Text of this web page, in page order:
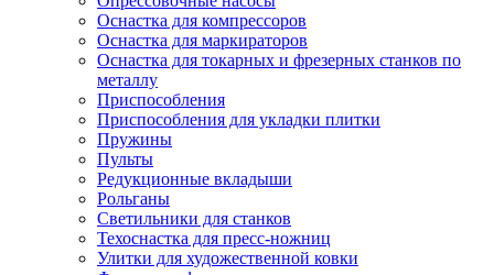
Оснастка для компрессоров
Оснастка для маркираторов
Оснастка для токарных и фрезерных станков по
металлу
Приспособления
Приспособления для укладки плитки
Пружины
Пульты
Редукционные вкладыши
Рольганы
Светильники для станков
Техоснастка для пресс-ножниц
Улитки для художественной ковки